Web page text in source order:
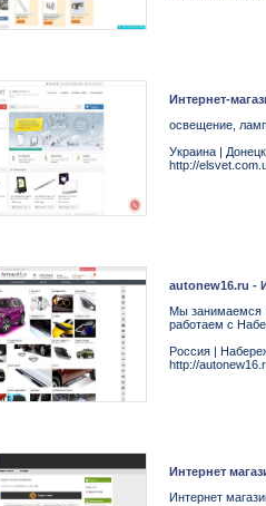
Интернет-
освещение,
Украина | Донецк
http://
autonew16.ru -
Мы занимаемся
работаем с
Россия |
http://
Интернет
Интернет